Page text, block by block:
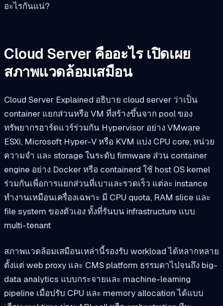
อะไรกันแน่?
Cloud Server คืออะไร เปิดเผย
สภาพแวดล้อมเสมือน
Cloud Server Explained อธิบาย cloud server ว่าเป็น
container แยกส่วนหรือ VM ที่สร้างขึ้นจาก pool ของ
ทรัพยากรฮาร์ดแวร์ร่วมกัน Hypervisor อย่าง VMware
ESXi, Microsoft Hyper-V หรือ KVM แบ่ง CPU core, หน่วย
ความจำ และ storage ในระดับ firmware ส่วน container
engine อย่าง Docker หรือ containerd ใช้ host OS kernel
ร่วมกันเพื่อการแยกส่วนที่เบาและรวดเร็ว แต่ละ instance
ทำงานเหมือนเครื่องเฉพาะ มี CPU quota, RAM slice และ
file system ของตัวเอง ทั้งที่รันบน infrastructure แบบ
multi-tenant
สภาพแวดล้อมเสมือนเหล่านี้รองรับ workload ได้หลากหลาย
ตั้งแต่ web proxy และ CMS platform ธรรมดาไปจนถึง big-
data analytics แบบกระจายและ machine-learning
pipeline เมื่อปรับ CPU และ memory allocation ได้แบบ